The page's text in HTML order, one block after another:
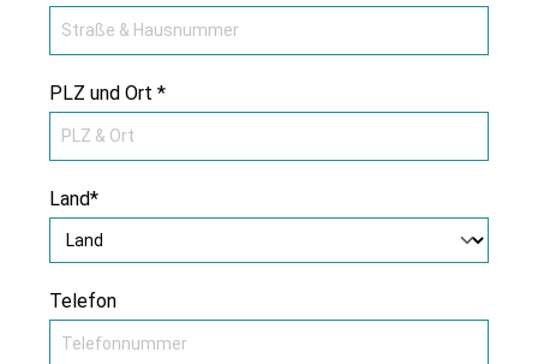
PLZ und Ort *
Land*
Telefon